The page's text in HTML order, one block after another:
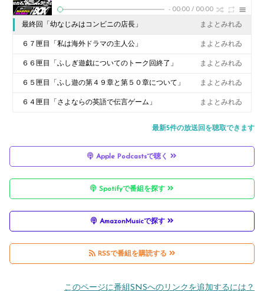
- 00:00 / 00:00
最終回「幼なじみはコンビニの店長」 まよとみれゐ
６７匣目「私は海外ドラマの主人公」 まよとみれゐ
６６匣目「ふしぎ遊戯についてのトーク回終了」 まよとみれゐ
６５匣目「ふし遊の第４９章と第５０章について」 まよとみれゐ
６４匣目「さよならの英語で伝言ゲーム」 まよとみれゐ
最新5件の放送回を聴取できます
Apple Podcastsで聴く
Spotifyで番組を探す
AmazonMusicで探す
RSSで番組を購読する
このページに番組SNSへのリンクを追加するには？